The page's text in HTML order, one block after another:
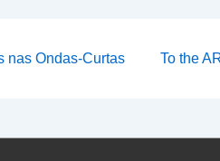
nas Ondas-Curtas
Next
To the